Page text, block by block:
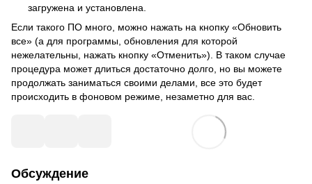
загружена и установлена.
Если такого ПО много, можно нажать на кнопку «Обновить
все» (а для программы, обновления для которой
нежелательны, нажать кнопку «Отменить»). В таком случае
процедура может длиться достаточно долго, но вы можете
продолжать заниматься своими делами, все это будет
происходить в фоновом режиме, незаметно для вас.
Обсуждение